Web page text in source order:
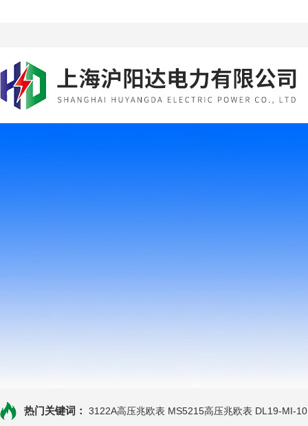
热门关键词： 3122A高压兆欧表 MS5215高压兆欧表 DL19-MI-